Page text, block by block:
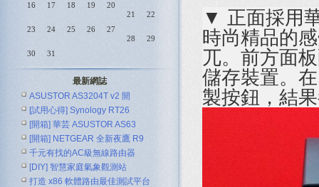
▼ 正面採用
時尚精品的
兀。前方面
儲存裝置。
製按鈕，結
16
17 18 19
20
21
22
23
24 25 26
27
28
29
30
31
最新網誌
ASUSTOR AS3204T v2 開
[試用心得] Synology RT26
[開箱] 華芸 ASUSTOR AS63
[開箱] NETGEAR 全新夜鷹 R9
千元有找的AC級無線路由器
ASUS R
[DIY] 智慧家庭氣象觀測站
打造 x86 軟體路由最佳測試平台